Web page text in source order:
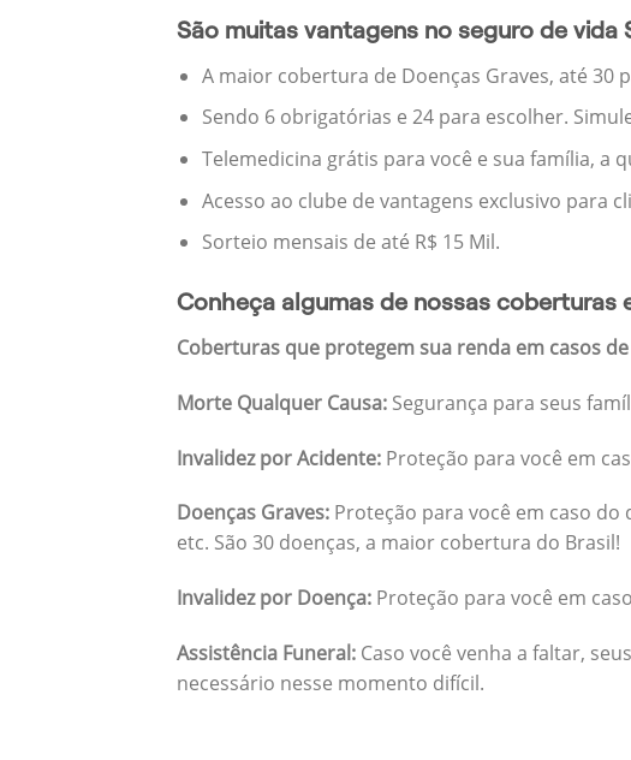
São muitas vantagens no seguro de vida
A maior cobertura de Doenças Graves, até 30
Sendo 6 obrigatórias e 24 para escolher.
Telemedicina grátis para você e sua família, a
Acesso ao clube de vantagens exclusivo para
Sorteio mensais de até R$ 15 Mil.
Conheça algumas de nossas coberturas
Coberturas que protegem sua renda em casos
Morte Qualquer Causa: Segurança para seus
Invalidez por Acidente: Proteção para você em
Doenças Graves: Proteção para você em caso do
etc. São 30 doenças, a maior cobertura do Brasil!
Invalidez por Doença: Proteção para você em
Assistência Funeral: Caso você venha a faltar,
necessário nesse momento difícil.